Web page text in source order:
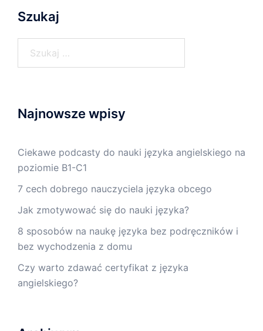
Szukaj
Najnowsze wpisy
Ciekawe podcasty do nauki języka angielskiego na
poziomie B1-C1
7 cech dobrego nauczyciela języka obcego
Jak zmotywować się do nauki języka?
8 sposobów na naukę języka bez podręczników i
bez wychodzenia z domu
Czy warto zdawać certyfikat z języka
angielskiego?